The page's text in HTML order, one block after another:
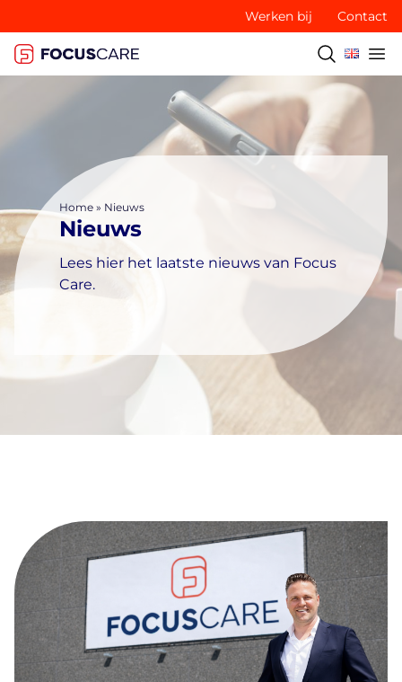
Werken bij Contact
Home » Nieuws
Nieuws
Lees hier het laatste nieuws van Focus
Care.